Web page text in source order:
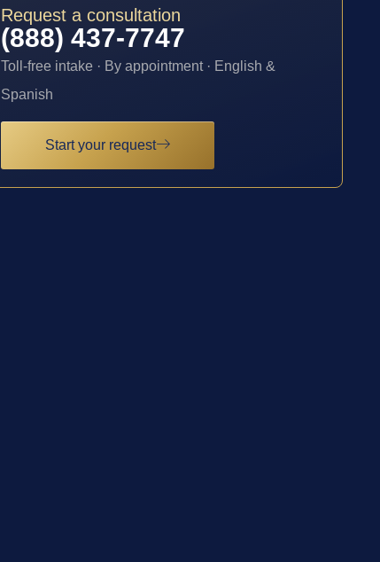
Request a consultation
(888) 437-7747
Toll-free intake · By appointment · English &
Spanish
Start your request